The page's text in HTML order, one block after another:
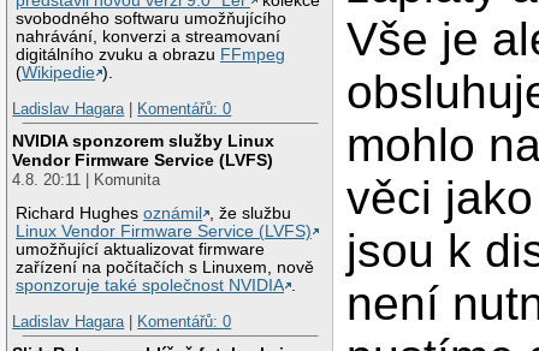
svobodného softwaru umožňujícího
nahrávání, konverzi a streamovaní
digitálního zvuku a obrazu FFmpeg
(Wikipedie ).
Ladislav Hagara| Komentářů: 0
NVIDIA sponzorem služby Linux
Vendor Firmware Service (LVFS)
4.8. 20:11 | Komunita
Richard Hughesoznámil
, že službu
Linux Vendor Firmware Service (LVFS)
umožňující aktualizovat firmware
zařízení na počítačích s Linuxem, nově
sponzoruje také společnost NVIDIA .
Ladislav Hagara| Komentářů: 0
Vše je
mohlo
věci
jsou k
není